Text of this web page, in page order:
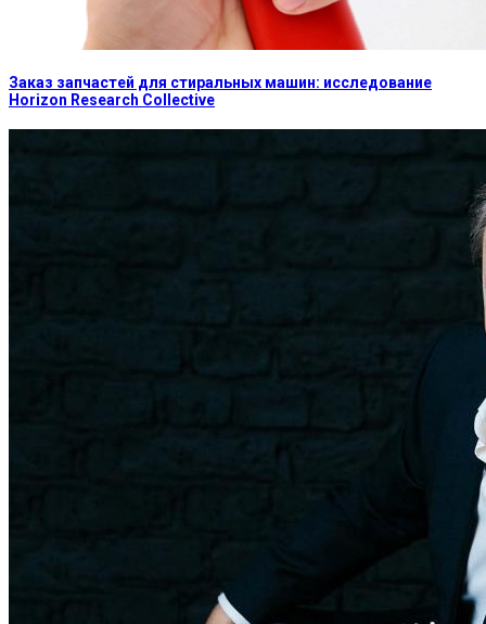
Заказ запчастей для стиральных машин: исследование
Horizon Research Collective